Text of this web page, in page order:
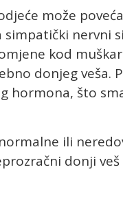
može
nervni
kod
donjeg veša.
hormona, što
ili
donji